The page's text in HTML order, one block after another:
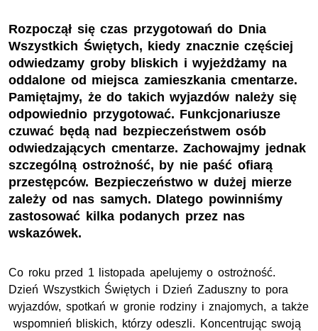
Rozpoczął się czas przygotowań do Dnia
Wszystkich Świętych, kiedy znacznie częściej
odwiedzamy groby bliskich i wyjeżdżamy na
oddalone od miejsca zamieszkania cmentarze.
Pamiętajmy, że do takich wyjazdów należy się
odpowiednio przygotować. Funkcjonariusze
czuwać będą nad bezpieczeństwem osób
odwiedzających cmentarze. Zachowajmy jednak
szczególną ostrożność, by nie paść ofiarą
przestępców. Bezpieczeństwo w dużej mierze
zależy od nas samych. Dlatego powinniśmy
zastosować kilka podanych przez nas
wskazówek.
Co roku przed 1 listopada apelujemy o ostrożność.
Dzień Wszystkich Świętych i Dzień Zaduszny to pora
wyjazdów, spotkań w gronie rodziny i znajomych, a także
wspomnień bliskich, którzy odeszli. Koncentrując swoją